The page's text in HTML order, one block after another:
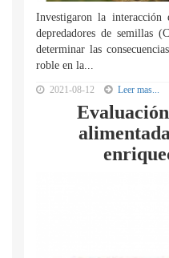
Investigaron la interacción
depredadores de semillas
determinar las
roble en la...
2021-08-12 Leer mas...